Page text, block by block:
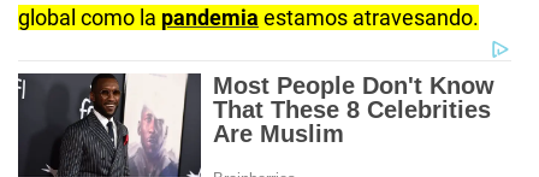
global como la pandemia estamos atravesando.